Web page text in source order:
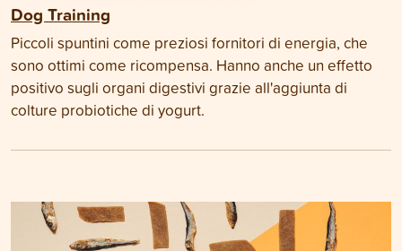
Dog Training
Piccoli spuntini come preziosi fornitori di energia, che
sono ottimi come ricompensa. Hanno anche un effetto
positivo sugli organi digestivi grazie all'aggiunta di
colture probiotiche di yogurt.